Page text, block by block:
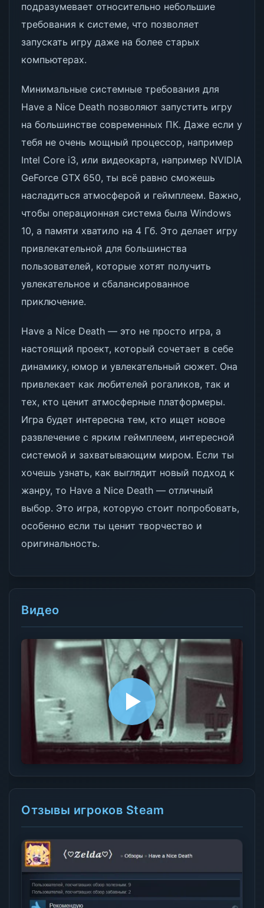
подразумевает относительно небольшие
требования к системе, что позволяет
запускать игру даже на более старых
компьютерах.
Минимальные системные требования для
Have a Nice Death позволяют запустить игру
на большинстве современных ПК. Даже если у
тебя не очень мощный процессор, например
Intel Core i3, или видеокарта, например NVIDIA
GeForce GTX 650, ты всё равно сможешь
насладиться атмосферой и геймплеем. Важно,
чтобы операционная система была Windows
10, а памяти хватило на 4 Гб. Это делает игру
привлекательной для большинства
пользователей, которые хотят получить
увлекательное и сбалансированное
приключение.
Have a Nice Death — это не просто игра, а
настоящий проект, который сочетает в себе
динамику, юмор и увлекательный сюжет. Она
привлекает как любителей рогаликов, так и
тех, кто ценит атмосферные платформеры.
Игра будет интересна тем, кто ищет новое
развлечение с ярким геймплеем, интересной
системой и захватывающим миром. Если ты
хочешь узнать, как выглядит новый подход к
жанру, то Have a Nice Death — отличный
выбор. Это игра, которую стоит попробовать,
особенно если ты ценит творчество и
оригинальность.
Видео
Отзывы игроков Steam